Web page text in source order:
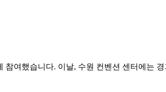
여했습니다. 이날, 수원 컨벤션 센터에는